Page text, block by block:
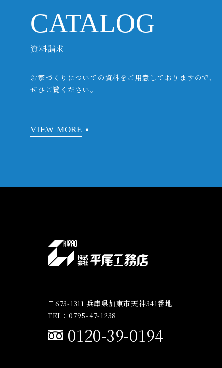
CATALOG
資料請求
お家づくりについての資料をご用意しておりますので、
ぜひご覧ください。
VIEW MORE
〒673-1311 兵庫県加東市天神341番地
TEL：0795-47-1238
0120-39-0194